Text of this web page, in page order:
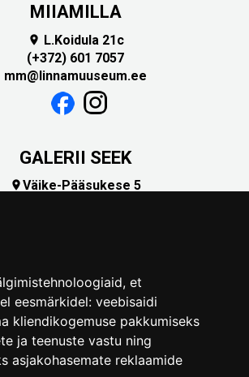
et
eesmärkidel: veebisaidi
kliendikogemuse pakkumiseks
ja teenuste vastu ning
asjakohasemate reklaamide
MIIAMILLA
 L.Koidula 21c
(+372) 601 7057
mm@linnamuuseum.ee
GALERII SEEK
Väike-Pääsukese 5